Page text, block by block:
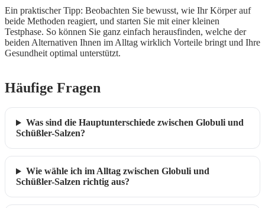
Ein praktischer Tipp: Beobachten Sie bewusst, wie Ihr Körper auf
beide Methoden reagiert, und starten Sie mit einer kleinen
Testphase. So können Sie ganz einfach herausfinden, welche der
beiden Alternativen Ihnen im Alltag wirklich Vorteile bringt und Ihre
Gesundheit optimal unterstützt.
Häufige Fragen
Was sind die Hauptunterschiede zwischen Globuli und
Schüßler-Salzen?
Wie wähle ich im Alltag zwischen Globuli und
Schüßler-Salzen richtig aus?